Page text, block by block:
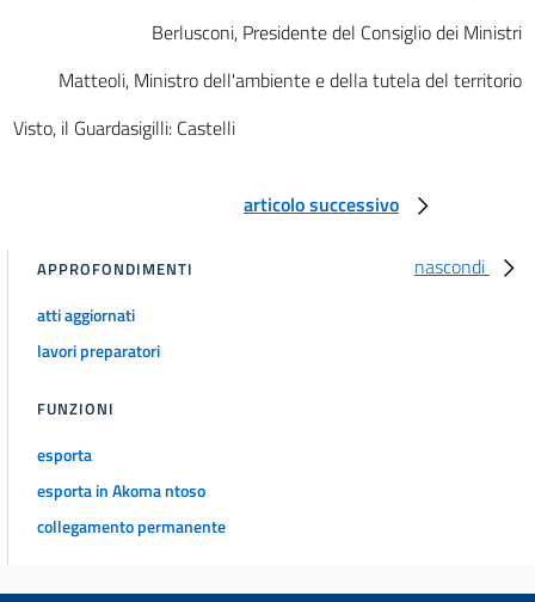
Berlusconi, Presidente del Consiglio dei Ministri
Matteoli, Ministro dell'ambiente e della tutela del territorio
Visto, il Guardasigilli: Castelli
articolo successivo
nascondi
APPROFONDIMENTI
atti aggiornati
lavori preparatori
FUNZIONI
esporta
esporta in Akoma ntoso
collegamento permanente